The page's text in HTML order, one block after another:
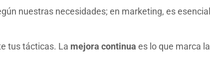
nuestras necesidades; en marketing, es esencial
tus tácticas. La mejora continua es lo que marca la